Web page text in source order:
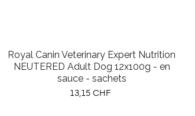
Royal Canin Veterinary Expert Nutrition
NEUTERED Adult Dog 12x100g - en
sauce - sachets
Prix
13,15 CHF